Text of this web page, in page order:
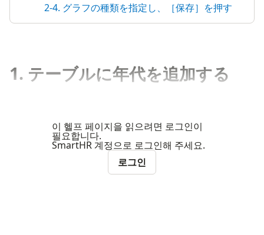
2-4. グラフの種類を指定し、［保存］を押す
1. テーブルに年代を追加する
이 헬프 페이지을 읽으려면 로그인이
필요합니다.
SmartHR 계정으로 로그인해 주세요.
로그인